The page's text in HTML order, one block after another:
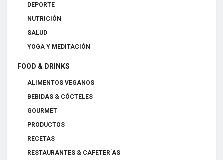
DEPORTE
NUTRICIÓN
SALUD
YOGA Y MEDITACIÓN
FOOD & DRINKS
ALIMENTOS VEGANOS
BEBIDAS & CÓCTELES
GOURMET
PRODUCTOS
RECETAS
RESTAURANTES & CAFETERÍAS